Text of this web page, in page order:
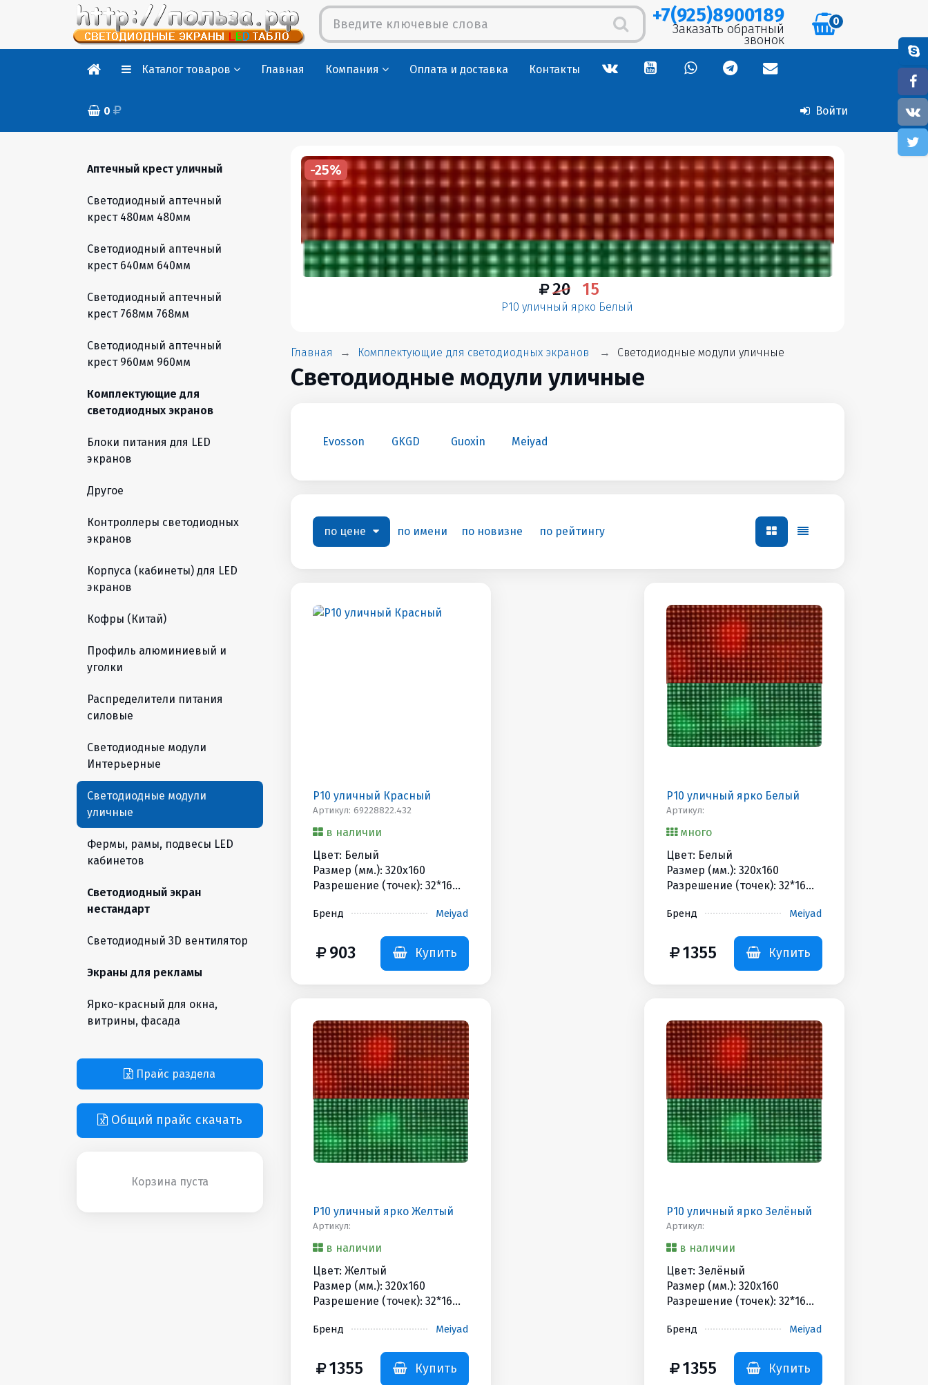
+7(925)8900189
Заказать обратный
звонок
0
Каталог товаров Главная Компания Оплата и доставка Контакты
Войти
0
20 15
P10 уличный ярко Белый
-25%
Главная Комплектующие для светодиодных экранов Светодиодные модули уличные
Светодиодные модули уличные
Evosson GKGD Guoxin Meiyad
по цене по имени по новизне по рейтингу
P10 уличный Красный
Артикул: 69228822.432
в наличии
Цвет: Белый
Размер (мм.): 320x160
Разрешение (точек): 32*16
HUB/Scan: HUB12 / 1/4
информация: 550гр
Бренд Meiyad
903 Купить
P10 уличный ярко Белый
Артикул:
много
Цвет: Белый
Размер (мм.): 320x160
Разрешение (точек): 32*16
HUB/Scan: HUB12 / 1/4
информация: 550гр
Бренд Meiyad
1355 Купить
P10 уличный ярко Желтый
Артикул:
в наличии
Цвет: Желтый
Размер (мм.): 320x160
Разрешение (точек): 32*16
HUB/Scan: HUB12 / 1/4
информация: 550гр
Бренд Meiyad
1355 Купить
P10 уличный ярко Зелёный
Артикул:
в наличии
Цвет: Зелёный
Размер (мм.): 320x160
Разрешение (точек): 32*16
HUB/Scan: HUB12 / 1/4
информация: 550гр
Бренд Meiyad
1355 Купить
Аптечный крест уличный
Светодиодный аптечный
крест 480мм 480мм
Светодиодный аптечный
крест 640мм 640мм
Светодиодный аптечный
крест 768мм 768мм
Светодиодный аптечный
крест 960мм 960мм
Комплектующие для
светодиодных экранов
Блоки питания для LED
экранов
Другое
Контроллеры светодиодных
экранов
Корпуса (кабинеты) для LED
экранов
Кофры (Китай)
Профиль алюминиевый и
уголки
Распределители питания
силовые
Светодиодные модули
Интерьерные
Светодиодные модули
уличные
Фермы, рамы, подвесы LED
кабинетов
Светодиодный экран
нестандарт
Светодиодный 3D вентилятор
Экраны для рекламы
Ярко-красный для окна,
витрины, фасада
Прайс раздела
Общий прайс скачать
Корзина пуста